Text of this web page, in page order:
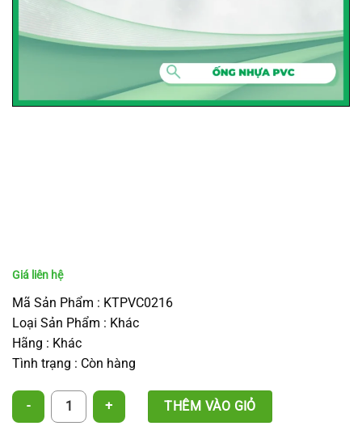
Mã Sản Phẩm : KTPVC0216
Loại Sản Phẩm : Khác
Hãng : Khác
Tình trạng : Còn hàng
Khởi thủy ống (New) PVC 16 - New Type Offtake for PVC Pipe số lượng
THÊM VÀO GIỎ